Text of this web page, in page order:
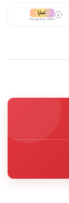
i تمارا
دفعات مرنة وسهلة